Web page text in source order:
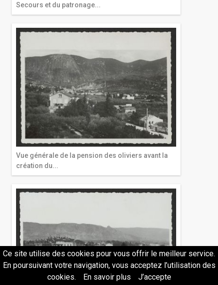
Secours et du patronage...
Vue générale de la pension des oliviers avant la
création du...
Ce site utilise des cookies pour vous offrir le meilleur service.
En poursuivant votre navigation, vous acceptez l’utilisation des
cookies.
En savoir plus J’accepte